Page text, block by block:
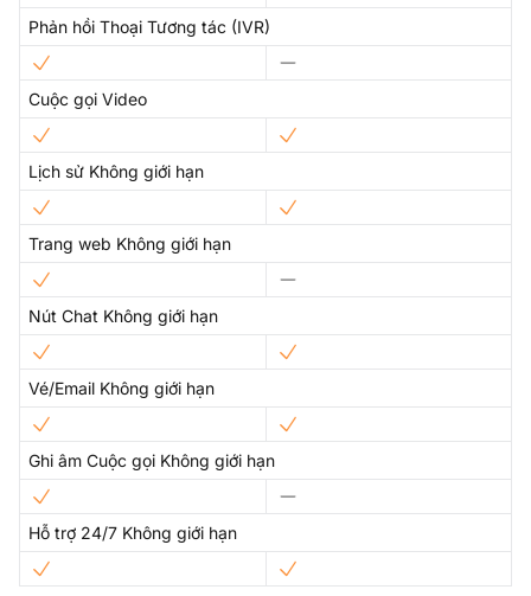
Phản hồi Thoại Tương tác (IVR)
Cuộc gọi Video
Lịch sử Không giới hạn
Trang web Không giới hạn
Nút Chat Không giới hạn
Vé/Email Không giới hạn
Ghi âm Cuộc gọi Không giới hạn
Hỗ trợ 24/7 Không giới hạn